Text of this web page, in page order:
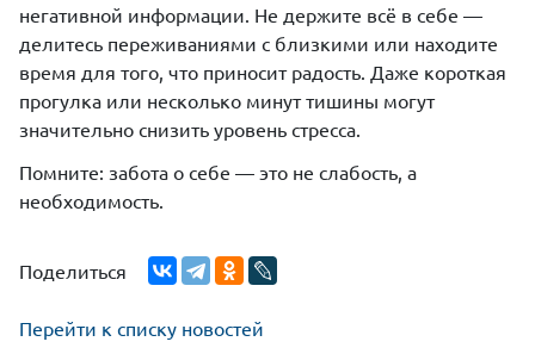
негативной информации. Не держите всё в себе —
делитесь переживаниями с близкими или находите
время для того, что приносит радость. Даже короткая
прогулка или несколько минут тишины могут
значительно снизить уровень стресса.
Помните: забота о себе — это не слабость, а
необходимость.
Поделиться
Перейти к списку новостей